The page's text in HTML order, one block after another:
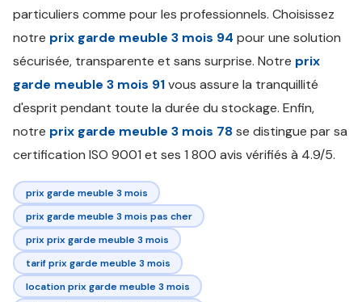
particuliers comme pour les professionnels. Choisissez
notre prix garde meuble 3 mois 94 pour une solution
sécurisée, transparente et sans surprise. Notre prix
garde meuble 3 mois 91vous assure la tranquillité
d'esprit pendant toute la durée du stockage. Enfin,
notre prix garde meuble 3 mois 78se distingue par sa
certification ISO 9001 et ses 1 800 avis vérifiés à 4.9/5.
prix garde meuble 3 mois
prix garde meuble 3 mois pas cher
prix prix garde meuble 3 mois
tarif prix garde meuble 3 mois
location prix garde meuble 3 mois